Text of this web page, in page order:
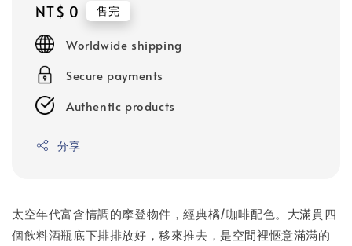
Regular
price
NT$ 0 售完
Worldwide shipping
Secure payments
Authentic products
分享
太空年代富含情調的摩登物件，經典橘/咖啡配色。大滿貫四
個飲料酒瓶底下排排放好，移來推去，是空間裡愜意滿滿的